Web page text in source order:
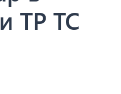
ТР ТС